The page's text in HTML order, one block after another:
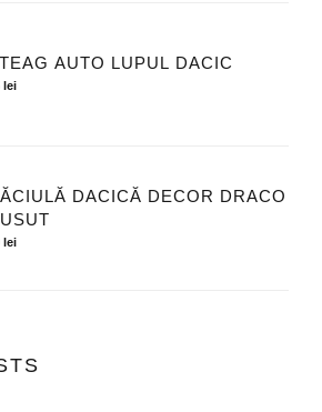
AUTO LUPUL DACIC
lei
DACICĂ DECOR DRACO
lei